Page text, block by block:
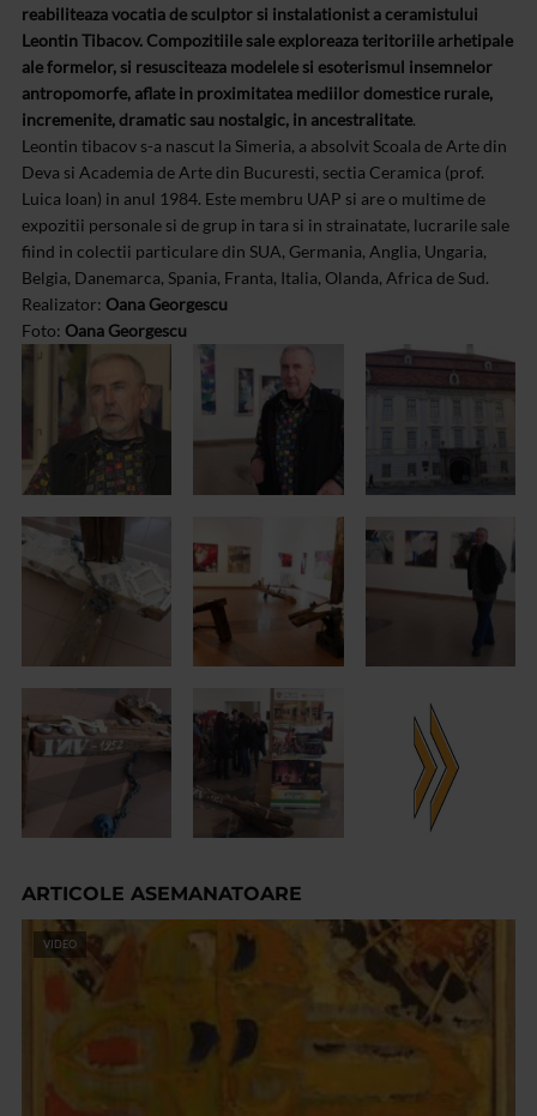
reabiliteaza vocatia de sculptor si instalationist a ceramistului
Leontin Tibacov. Compozitiile sale exploreaza teritoriile arhetipale
ale formelor, si resusciteaza modelele si esoterismul insemnelor
antropomorfe, aflate in proximitatea mediilor domestice rurale,
incremenite, dramatic sau nostalgic, in ancestralitate.
Leontin tibacov s-a nascut la Simeria, a absolvit Scoala de Arte din
Deva si Academia de Arte din Bucuresti, sectia Ceramica (prof.
Luica Ioan) in anul 1984. Este membru UAP si are o multime de
expozitii personale si de grup in tara si in strainatate, lucrarile sale
fiind in colectii particulare din SUA, Germania, Anglia, Ungaria,
Belgia, Danemarca, Spania, Franta, Italia, Olanda, Africa de Sud.
Realizator: Oana Georgescu
Foto: Oana Georgescu
ARTICOLE ASEMANATOARE
VIDEO